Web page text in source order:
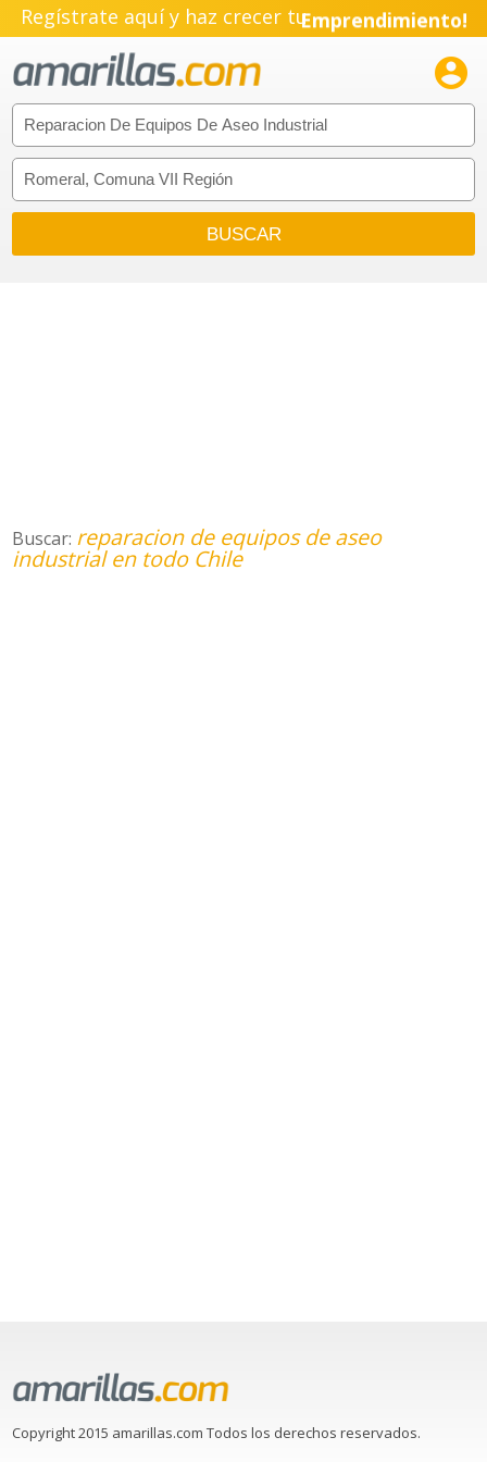
Regístrate aquí y haz crecer tuEmprendimiento!

Buscar: reparacion de equipos de aseo
industrial en todo Chile
Copyright 2015 amarillas.com Todos los derechos reservados.